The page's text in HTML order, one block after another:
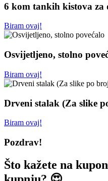
6 kom tankih kistova za
Biram ovaj!
Osvijetljeno, stolno
Biram ovaj!
Drveni stalak (Za slike
Biram ovaj!
Pozdrav!
Što kažete na